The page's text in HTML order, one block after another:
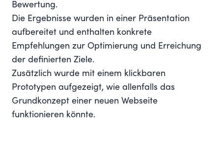
Bewertung.
Die Ergebnisse wurden in einer Präsentation
aufbereitet und enthalten konkrete
Empfehlungen zur Optimierung und Erreichung
der definierten Ziele.
Zusätzlich wurde mit einem klickbaren
Prototypen aufgezeigt, wie allenfalls das
Grundkonzept einer neuen Webseite
funktionieren könnte.